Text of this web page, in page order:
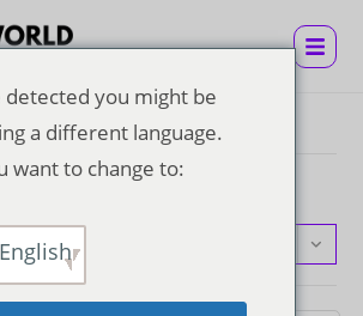
detected you might be
a different language.
want to change to:
English